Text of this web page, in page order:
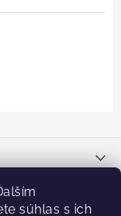
súhlas s ich